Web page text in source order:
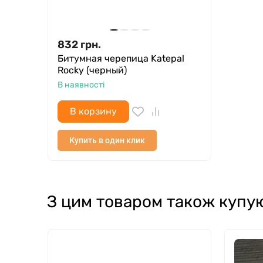
832 грн.
Битумная черепица Katepal
Rocky (черный)
В наявності
В корзину
Купить в один клик
З цим товаром також